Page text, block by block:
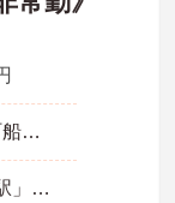
福島県 田村市 船引町船引字砂子田1-1
ＪＲ磐越東線「船引駅」徒歩5分